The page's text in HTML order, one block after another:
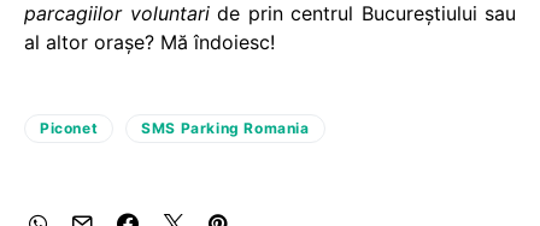
parcagiilor voluntaride prin centrul Bucureștiului sau
al altor orașe? Mă îndoiesc!
Piconet SMS Parking Romania